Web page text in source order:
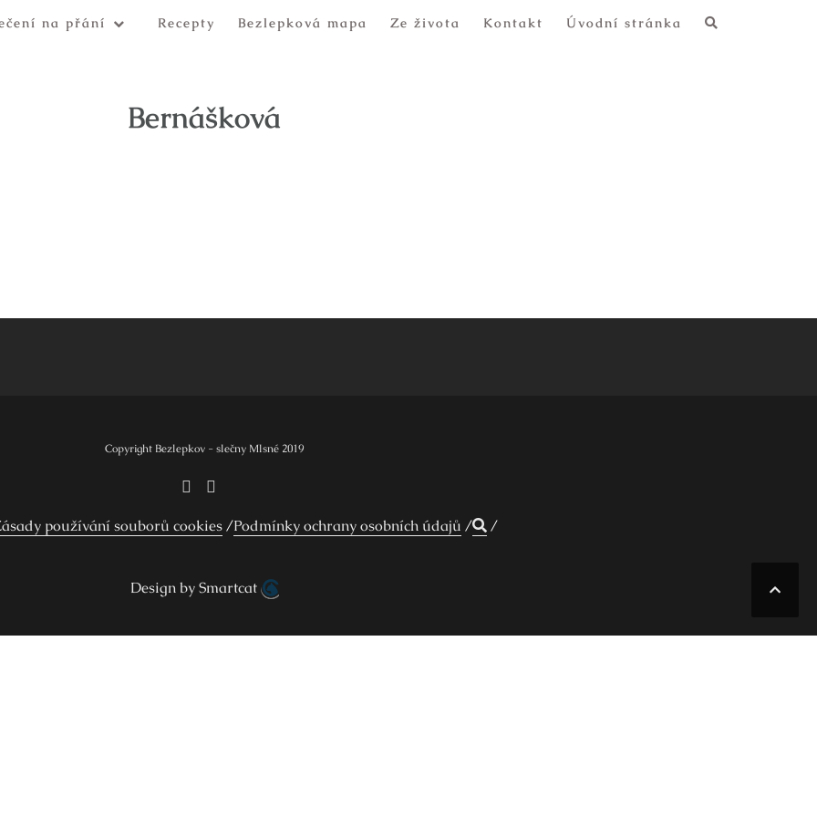
na přání Recepty Bezlepková mapa Ze života Kontakt Úvodní stránka
Bernášková
Copyright Bezlepkov - slečny Mlsné 2019
používání souborů cookies Podmínky ochrany osobních údajů
Design by Smartcat